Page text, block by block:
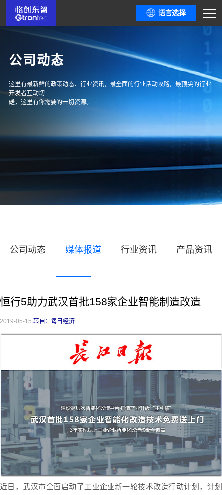
语言选择
公司动态
这里有最新鲜的政策动态、行业资讯，最全面的行业活动攻略，最顶尖的行业
开发者互动切
磋，这里有你需要的一切资源。
公司动态 媒体报道 行业资讯 产品资讯
恒行5助力武汉首批158家企业智能制造改造
2019-05-15 转自：每日经济
近日，武汉市全面启动了工业企业新一轮技术改造行动计划，计划